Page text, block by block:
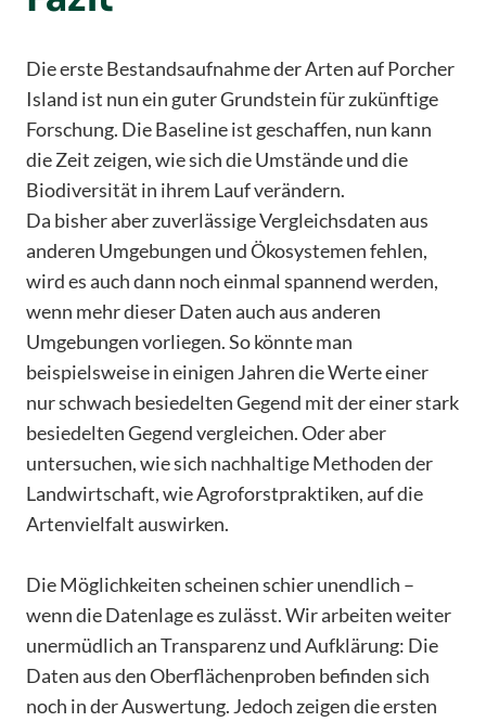
Die erste Bestandsaufnahme der Arten auf Porcher
Island ist nun ein guter Grundstein für zukünftige
Forschung. Die Baseline ist geschaffen, nun kann
die Zeit zeigen, wie sich die Umstände und die
Biodiversität in ihrem Lauf verändern.
Da bisher aber zuverlässige Vergleichsdaten aus
anderen Umgebungen und Ökosystemen fehlen,
wird es auch dann noch einmal spannend werden,
wenn mehr dieser Daten auch aus anderen
Umgebungen vorliegen. So könnte man
beispielsweise in einigen Jahren die Werte einer
nur schwach besiedelten Gegend mit der einer stark
besiedelten Gegend vergleichen. Oder aber
untersuchen, wie sich nachhaltige Methoden der
Landwirtschaft, wie Agroforstpraktiken, auf die
Artenvielfalt auswirken.
Die Möglichkeiten scheinen schier unendlich –
wenn die Datenlage es zulässt. Wir arbeiten weiter
unermüdlich an Transparenz und Aufklärung: Die
Daten aus den Oberflächenproben befinden sich
noch in der Auswertung. Jedoch zeigen die ersten